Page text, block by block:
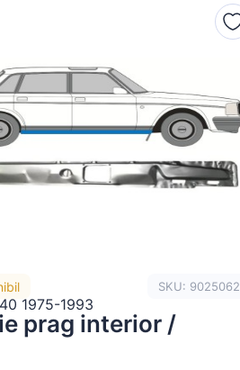
SKU: 9025062
1975-1993
prag interior /